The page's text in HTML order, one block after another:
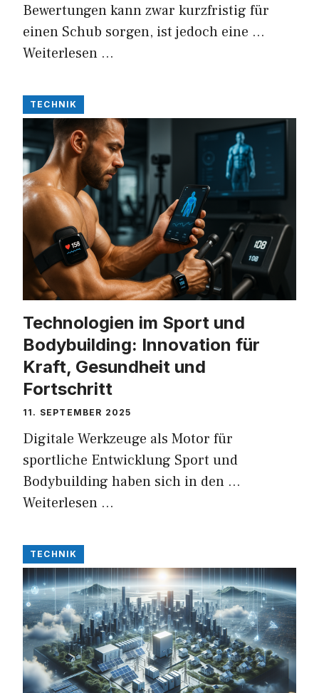
Bewertungen kann zwar kurzfristig für
einen Schub sorgen, ist jedoch eine …
Weiterlesen …
TECHNIK
Technologien im Sport und
Bodybuilding: Innovation für
Kraft, Gesundheit und
Fortschritt
11. SEPTEMBER 2025
Digitale Werkzeuge als Motor für
sportliche Entwicklung Sport und
Bodybuilding haben sich in den …
Weiterlesen …
TECHNIK